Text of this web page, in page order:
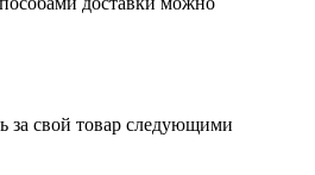
за свой товар следующими